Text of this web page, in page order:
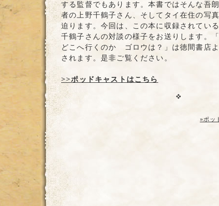
する監督でもあります。本書ではそんな吾
者の上野千鶴子さん、そしてタイ在住の写
迫ります。今回は、この本に収録されてい
千鶴子さんの対談の様子をお送りします
どこへ行くのか ゴロウは？」は徳間書店
されます。是非ご覧ください。
>>ポッドキャストはこちら
»ポッ